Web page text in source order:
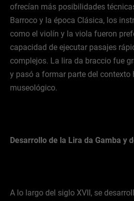
ofrecían más posibilidades
Barroco y la época Clásica, los
como el violín y la viola fueron
capacidad de ejecutar pasajes
complejos. La lira da braccio fue
y pasó a formar parte del contexto
museológico.
Desarrollo de la Lira da Gamba y
A lo largo del siglo XVII, se